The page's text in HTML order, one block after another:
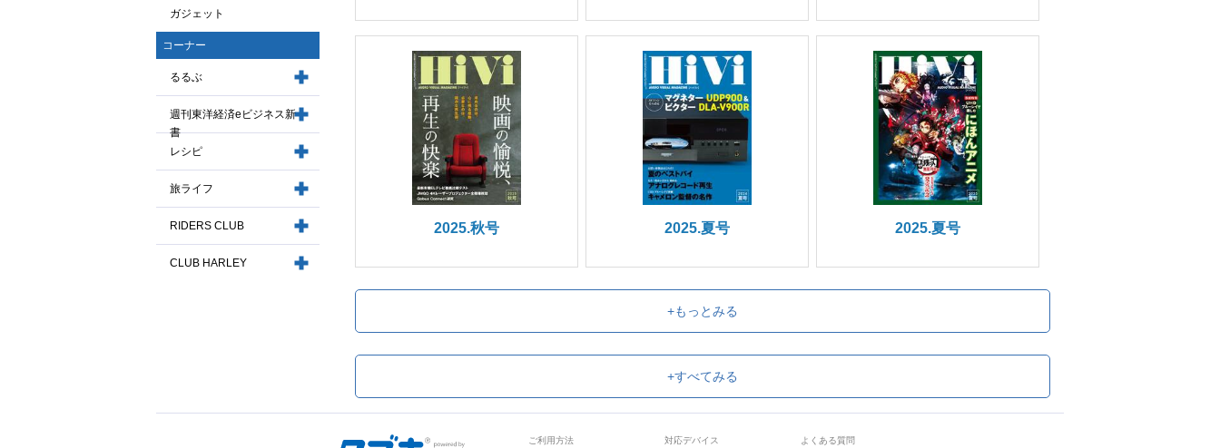
ガジェット
コーナー
るるぶ
週刊東洋経済eビジネス新
書
レシピ
旅ライフ
RIDERS CLUB
CLUB HARLEY
2025.秋号 2025.夏号 2025.夏号
+もっとみる
+すべてみる
ご利用方法 対応デバイス よくある質問